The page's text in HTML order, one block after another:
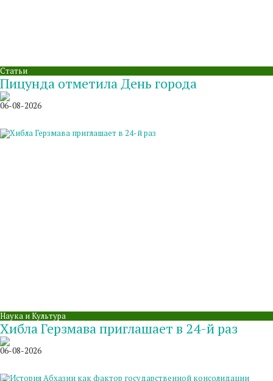
Статьи
Пицунда отметила День города
06-08-2026
Наука и Культура
Хибла Герзмава приглашает в 24-й раз
06-08-2026